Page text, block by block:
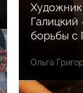
борьбы
Ольга